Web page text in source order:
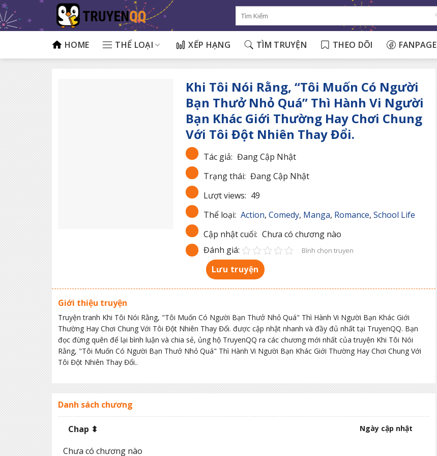
Bỏ
qua
nội
HOME THỂ LOẠI XẾP HẠNG TÌM TRUYỆN THEO DÕI FANPAGE
Khi Tôi Nói Rằng, “Tôi Muốn Có Người
Bạn Thưở Nhỏ Quá” Thì Hành Vi Người
Bạn Khác Giới Thường Hay Chơi Chung
Với Tôi Đột Nhiên Thay Đổi.
Tác giả: Đang Cập Nhật
Trạng thái: Đang Cập Nhật
Lượt views: 49
Thể loại: Action,Comedy, Manga, Romance,School Life
Cập nhật cuối: Chưa có chương nào
Đánh giá:
Bình chọn truyen
Lưu truyện
Giới thiệu truyện
Truyện tranh Khi Tôi Nói Rằng, "Tôi Muốn Có Người Bạn Thưở Nhỏ Quá" Thì Hành Vi Người Bạn Khác Giới
Thường Hay Chơi Chung Với Tôi Đột Nhiên Thay Đổi. được cập nhật nhanh và đầy đủ nhất tại TruyenQQ. Bạn
đọc đừng quên để lại bình luận và chia sẻ, ủng hộ TruyenQQ ra các chương mới nhất của truyện Khi Tôi Nói
Rằng, "Tôi Muốn Có Người Bạn Thưở Nhỏ Quá" Thì Hành Vi Người Bạn Khác Giới Thường Hay Chơi Chung Với
Tôi Đột Nhiên Thay Đổi..
Danh sách chương
Chap ⬍ Ngày cập nhật
Chưa có chương nào